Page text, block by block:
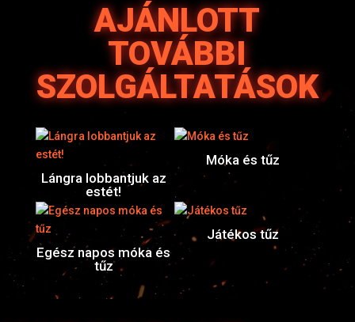
AJÁNLOTT
TOVÁBBI
SZOLGÁLTATÁSOK
Lángra lobbantjuk az
estét!
Móka és tűz
Egész napos móka és
tűz
Játékos tűz